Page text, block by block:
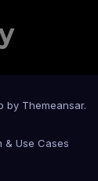
by Themeansar.
& Use Cases